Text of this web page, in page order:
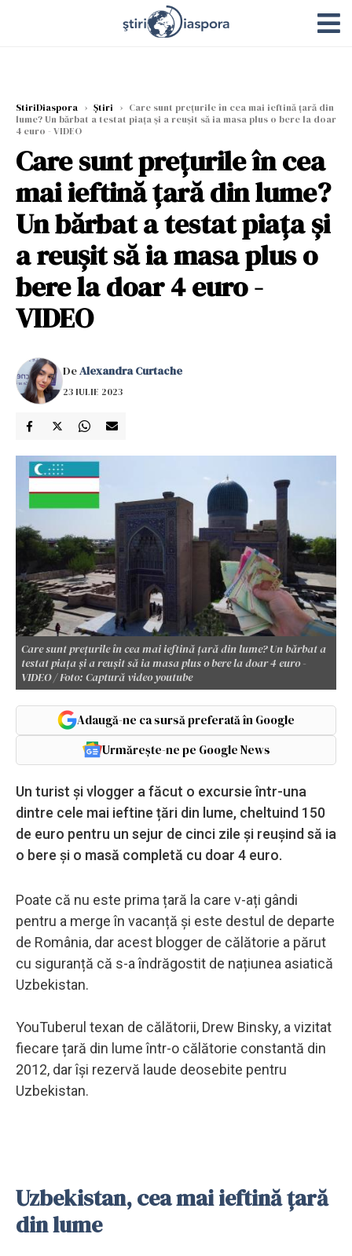
StiriDiaspora › Știri › Care sunt prețurile în cea mai ieftină țară din
lume? Un bărbat a testat piața și a reușit să ia masa plus o bere la doar
4 euro - VIDEO
Care sunt prețurile în cea
mai ieftină țară din lume?
Un bărbat a testat piața și
a reușit să ia masa plus o
bere la doar 4 euro -
VIDEO
DeAlexandra Curtache
23 IULIE 2023
Care sunt prețurile în cea mai ieftină țară din lume? Un bărbat a
testat piața și a reușit să ia masa plus o bere la doar 4 euro -
VIDEO / Foto: Captură video youtube
Adaugă-ne ca sursă preferată în Google
Urmărește-ne pe Google News
Un turist și vlogger a făcut o excursie într-una
dintre cele mai ieftine țări din lume, cheltuind 150
de euro pentru un sejur de cinci zile și reușind să ia
o bere și o masă completă cu doar 4 euro.
Poate că nu este prima țară la care v-ați gândi
pentru a merge în vacanță și este destul de departe
de România, dar acest blogger de călătorie a părut
cu siguranță că s-a îndrăgostit de națiunea asiatică
Uzbekistan.
YouTuberul texan de călătorii, Drew Binsky, a vizitat
fiecare țară din lume într-o călătorie constantă din
2012, dar își rezervă laude deosebite pentru
Uzbekistan.
Uzbekistan, cea mai ieftină țară
din lume